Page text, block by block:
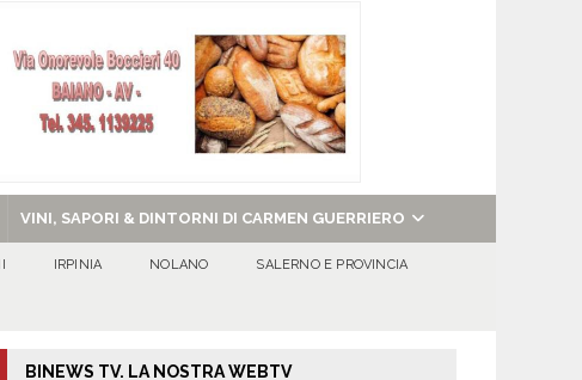
VINI, SAPORI & DINTORNI DI CARMEN GUERRIERO
IRPINIA NOLANO SALERNO E PROVINCIA
BINEWS TV. LA NOSTRA WEBTV